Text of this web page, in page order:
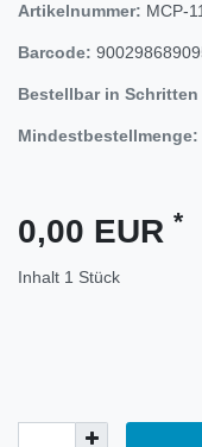
Artikelnummer: MCP-
Barcode:
Bestellbar in Schritten
Mindestbestellmenge:
0,00 EUR *
Inhalt 1 Stück